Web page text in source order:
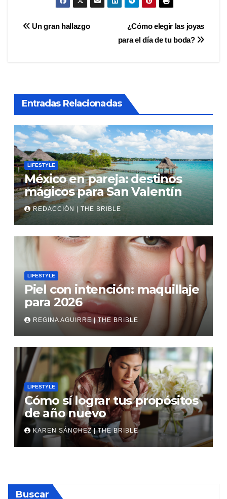
Navegación
¿Cómo elegir las joyas
para el día de tu boda?
Un gran hallazgo
Entradas Relacionadas
LIFESTYLE
México en pareja: destinos
mágicos para San Valentín
REDACCIÓN | THE BRIBLE
LIFESTYLE
Piel con intención: maquillaje
para 2026
REGINA AGUIRRE | THE BRIBLE
LIFESTYLE
Cómo sí lograr tus propósitos
de año nuevo
KAREN SÁNCHEZ | THE BRIBLE
Buscar